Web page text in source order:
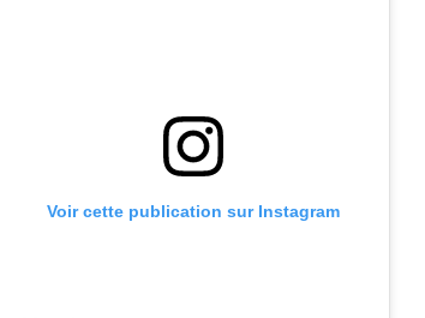
Voir cette publication sur Instagram